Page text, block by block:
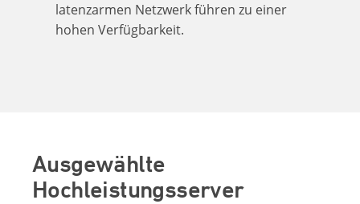
latenzarmen Netzwerk führen zu einer
hohen Verfügbarkeit.
Ausgewählte
Hochleistungsserver